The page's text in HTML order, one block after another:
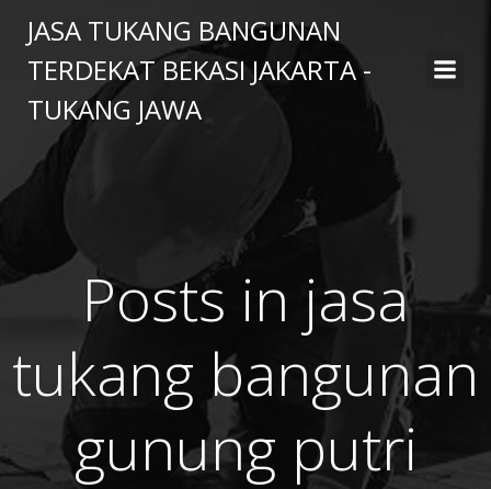
to
content
JASA TUKANG BANGUNAN
TERDEKAT BEKASI JAKARTA -
TUKANG JAWA
Posts in jasa
tukang bangunan
gunung putri